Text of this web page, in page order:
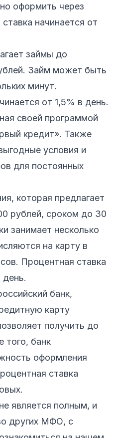
оформить через
начинается от
займы до
Займ может быть
минут.
от 1,5% в день.
своей программой
кредит». Также
условия и
для постоянных
которая предлагает
рублей, сроком до 30
занимает несколько
на карту в
Процентная ставка
день.
банк,
карту
получить до
того, банк
оформления
ставка
является полным, и
других МФО, с